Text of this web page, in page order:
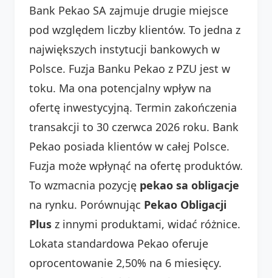
Bank Pekao SA zajmuje drugie miejsce
pod względem liczby klientów. To jedna z
największych instytucji bankowych w
Polsce. Fuzja Banku Pekao z PZU jest w
toku. Ma ona potencjalny wpływ na
ofertę inwestycyjną. Termin zakończenia
transakcji to 30 czerwca 2026 roku. Bank
Pekao posiada klientów w całej Polsce.
Fuzja może wpłynąć na ofertę produktów.
To wzmacnia pozycję pekao sa obligacje
na rynku. Porównując Pekao Obligacji
Plus z innymi produktami, widać różnice.
Lokata standardowa Pekao oferuje
oprocentowanie 2,50% na 6 miesięcy.